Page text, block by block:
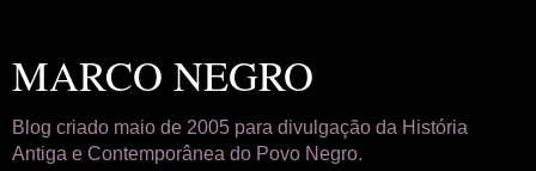
MARCO NEGRO
Blog criado maio de 2005 para divulgação da História
Antiga e Contemporânea do Povo Negro.